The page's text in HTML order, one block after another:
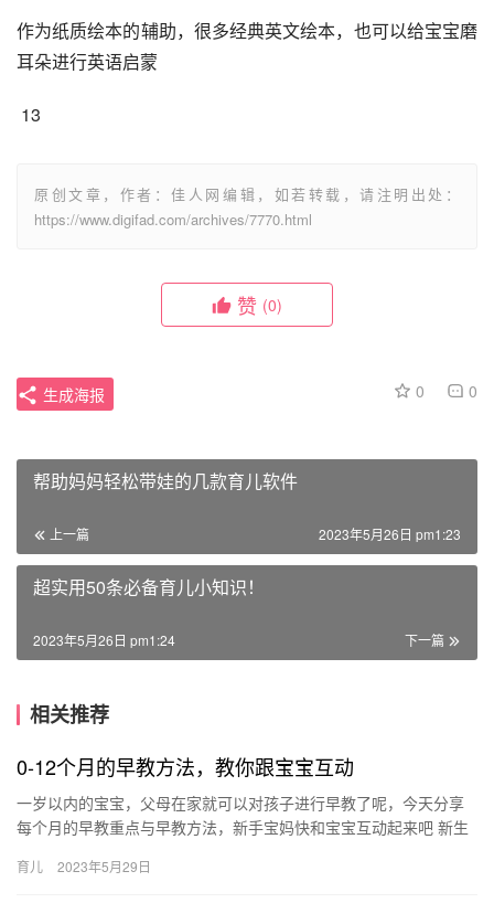
作为纸质绘本的辅助，很多经典英文绘本，也可以给宝宝磨
耳朵进行英语启蒙
13
原创文章，作者：佳人网编辑，如若转载，请注明出处：
https://www.digifad.com/archives/7770.html
赞 (0)
0 0
生成海报
帮助妈妈轻松带娃的几款育儿软件
上一篇 2023年5月26日 pm1:23
超实用50条必备育儿小知识！
下一篇
2023年5月26日 pm1:24
相关推荐
0-12个月的早教方法，教你跟宝宝互动
一岁以内的宝宝，父母在家就可以对孩子进行早教了呢，今天分享
每个月的早教重点与早教方法，新手宝妈快和宝宝互动起来吧 新生
就…
育儿 2023年5月29日